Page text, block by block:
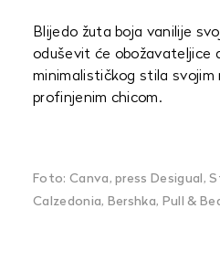
Blijedo žuta boja vanilije
oduševit će obožavateljice
minimalističkog stila svojim
profinjenim chicom.
Foto: Canva, press Desigual,
Calzedonia, Bershka, Pull &